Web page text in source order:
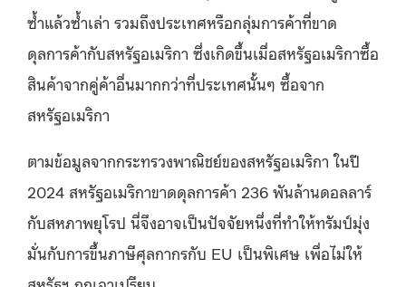
ซ้ำแล้วซ้ำเล่า รวมถึงประเทศหรือกลุ่มการค้าที่ขาด
ดุลการค้ากับสหรัฐอเมริกา ซึ่งเกิดขึ้นเมื่อสหรัฐอเมริกาซื้อ
สินค้าจากคู่ค้าอื่นมากกว่าที่ประเทศนั้นๆ ซื้อจาก
สหรัฐอเมริกา
ตามข้อมูลจากกระทรวงพาณิชย์ของสหรัฐอเมริกา ในปี
2024 สหรัฐอเมริกาขาดดุลการค้า 236 พันล้านดอลลาร์
กับสหภาพยุโรป นี่จึงอาจเป็นปัจจัยหนึ่งที่ทำให้ทรัมป์มุ่ง
มั่นกับการขึ้นภาษีศุลกากรกับ EU เป็นพิเศษ เพื่อไม่ให้